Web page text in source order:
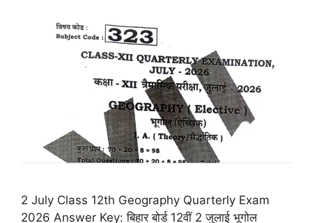
2 July Class 12th Geography Quarterly Exam
2026 Answer Key: बिहार बोर्ड 12वीं 2 जुलाई भूगोल